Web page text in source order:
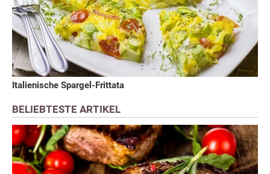
Italienische Spargel-Frittata
BELIEBTESTE ARTIKEL